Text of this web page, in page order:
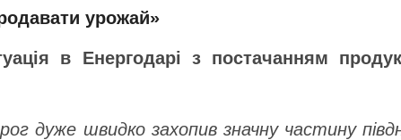
урожай»
в Енергодарі з постачанням
дуже швидко захопив значну частину